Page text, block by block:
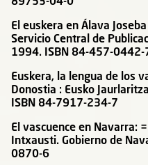
89753-04-0
El euskera en Álava
Servicio Central de
1994. ISBN 84-457-0442-
Euskera, la lengua de los
Donostia : Eusko
ISBN 84-7917-234-7
El vascuence en Navarra:
Intxausti. Gobierno de
0870-6